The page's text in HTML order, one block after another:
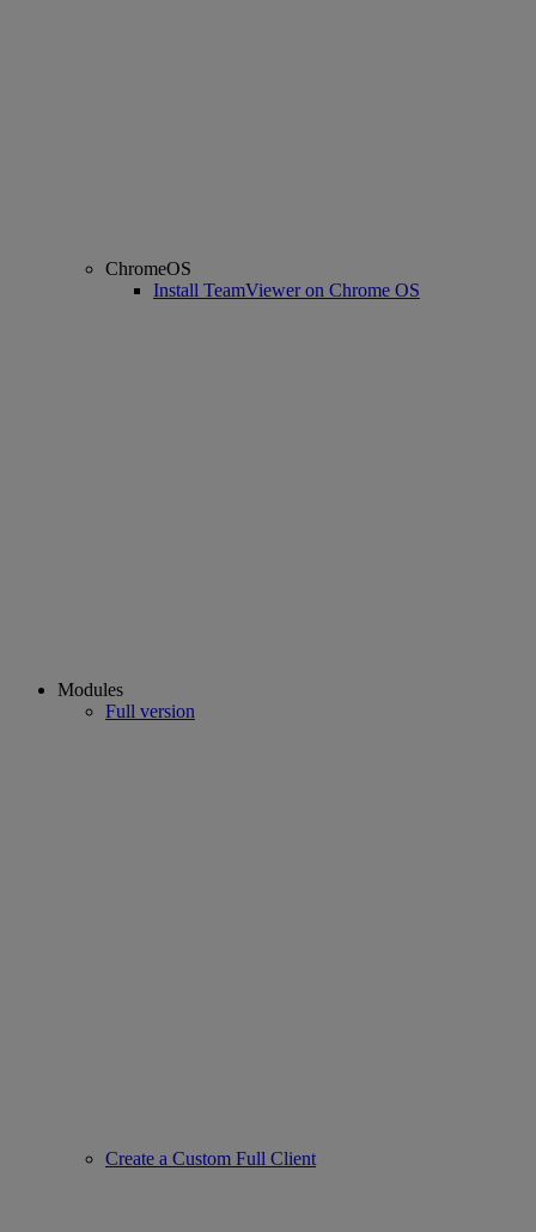
ChromeOS
Install TeamViewer on Chrome OS
Modules
Full version
Create a Custom Full Client